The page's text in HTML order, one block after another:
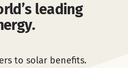
leading
to solar benefits.